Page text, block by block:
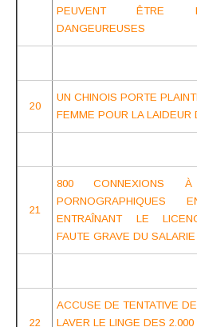
PEUVENT ÊTRE
DANGEUREUSES
20
UN CHINOIS PORTE
FEMME POUR LA LAIDEUR
21
800 CONNEXIONS
ENTRAÎNANT LE
FAUTE GRAVE DU SALARIE
22
ACCUSE DE TENTATIVE
LAVER LE LINGE DES